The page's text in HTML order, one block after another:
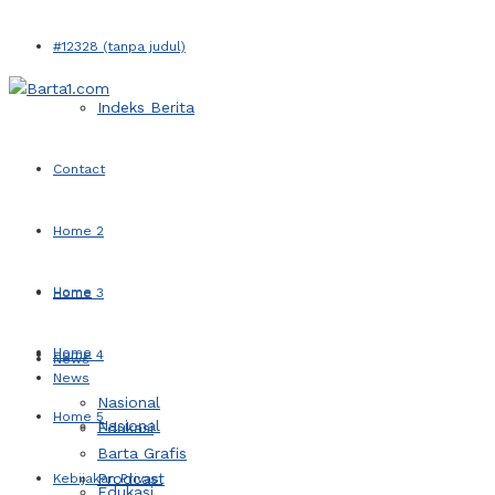
#12328 (tanpa judul)
Indeks Berita
Contact
Home 2
Home 3
Home 4
Home 5
Kebijakan Privasi
Home
News
Nasional
Home
News
Nasional
Edukasi
Barta Grafis
Prodcast